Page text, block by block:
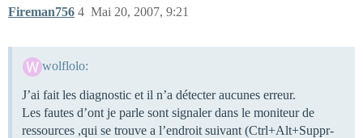
Fireman756 Mai 20, 2007, 9:21
4
wolflolo:
J’ai fait les diagnostic et il n’a détecter aucunes erreur.
Les fautes d’ont je parle sont signaler dans le moniteur de
ressources ,qui se trouve a l’endroit suivant (Ctrl+Alt+Suppr-